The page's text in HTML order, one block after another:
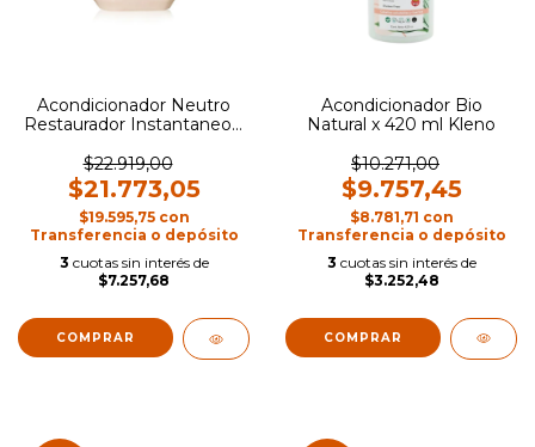
Acondicionador Neutro
Restaurador Instantaneo x
$22.919,00
$21.773,05
$19.595,75 con
Transferencia o depósito
3 cuotas sin interés de
$7.257,68
Acondicionador Bio
Natural x 420 ml Kleno
$10.271,00
$9.757,45
$8.781,71 con
Transferencia o depósito
3 cuotas sin interés de
$3.252,48